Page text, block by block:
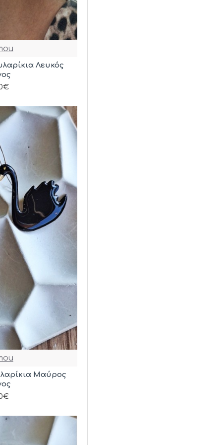
Λευκός
Μαύρος